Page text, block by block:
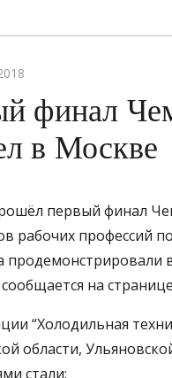
финал
в Москве
первый финал
рабочих профессий
продемонстрировали
сообщается на
“Холодильная
области,
стали: